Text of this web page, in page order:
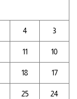
3
4
10
11
17
18
24
25